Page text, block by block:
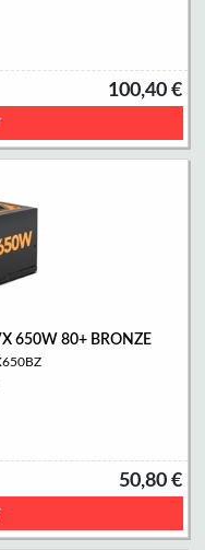
100,40 €
650W 80+ BRONZE
50,80 €